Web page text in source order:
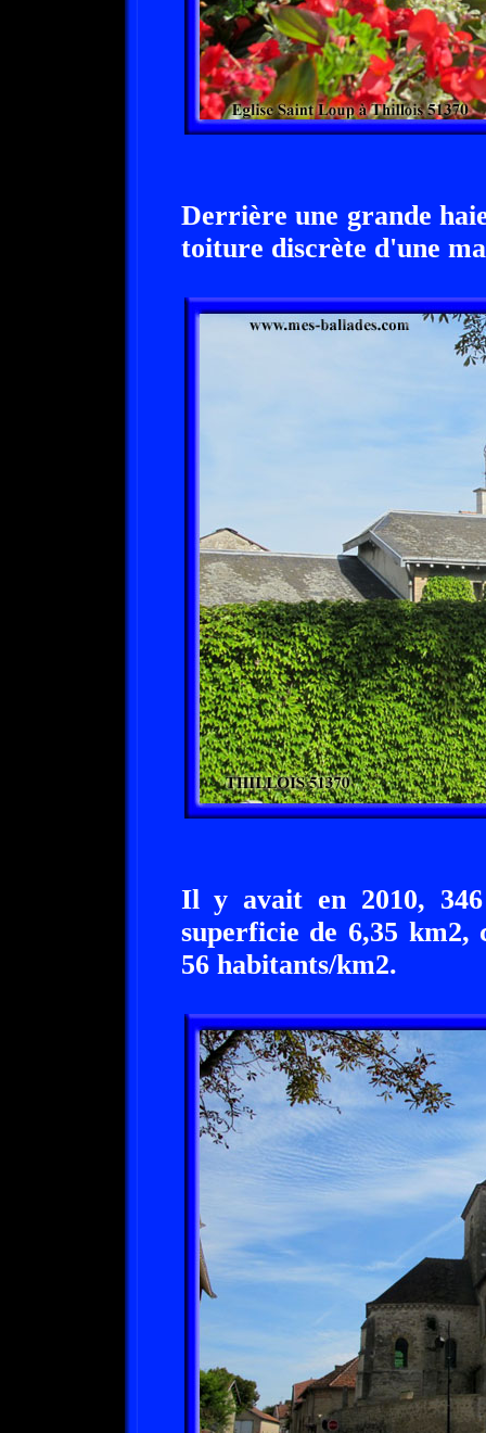
Derrière une grande
toiture discrète d'une
Il y avait en 2010,
superficie de 6,35 km2,
56 habitants/km2.